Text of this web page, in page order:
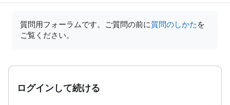
質問用フォーラムです。ご質問の前に質問のしかた を
ご覧ください。
ログインして続ける